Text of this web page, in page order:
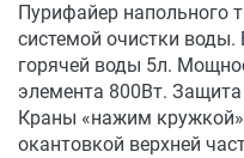
Пурифайер напольного
системой очистки
горячей воды 5л.
элемента 800Вт.
Краны «нажим
окантовкой верхней